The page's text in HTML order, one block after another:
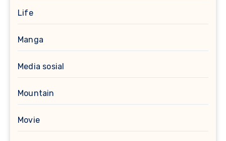
Life
Manga
Media sosial
Mountain
Movie